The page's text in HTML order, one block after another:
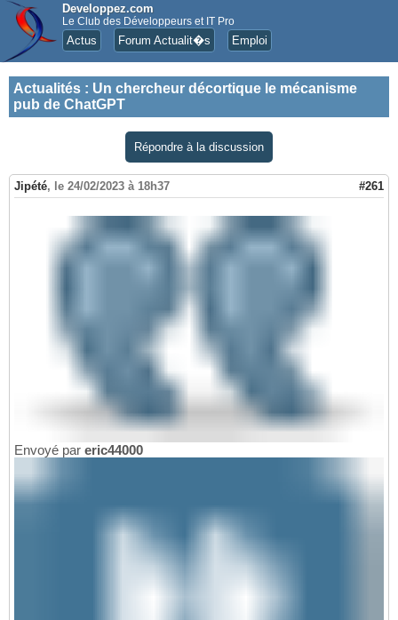
Developpez.com
Le Club des Développeurs et IT Pro
Actus Forum Actualit�s Emploi
Actualités : Un chercheur décortique le mécanisme
pub de ChatGPT
Répondre à la discussion
Jipété, le 24/02/2023 à 18h37 #261
Envoyé par eric44000